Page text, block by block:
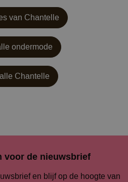
van Chantelle
ondermode
Chantelle
voor de nieuwsbrief
en blijf op de hoogte van